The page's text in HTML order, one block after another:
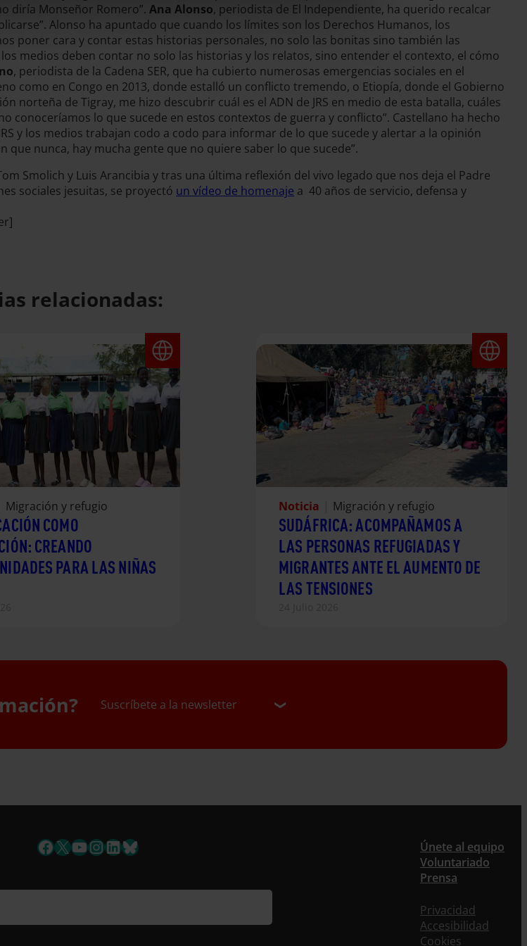
diría Monseñor Romero”. Ana Alonso, periodista de El Independiente, ha querido recalcar
Alonso ha apuntado que cuando los límites son los Derechos Humanos, los
poner cara y contar estas historias personales, no solo las bonitas sino también las
medios deben contar no solo las historias y los relatos, sino entender el contexto, el cómo
, periodista de la Cadena SER, que ha cubierto numerosas emergencias sociales en el
como en Congo en 2013, donde estalló un conflicto tremendo, o Etiopía, donde el Gobierno
norteña de Tigray, me hizo descubrir cuál es el ADN de JRS en medio de esta batalla, cuáles
conoceríamos lo que sucede en estos contextos de guerra y conflicto”. Castellano ha hecho
y los medios trabajan codo a codo para informar de lo que sucede y alertar a la opinión
nunca, hay mucha gente que no quiere saber lo que sucede”.
Smolich y Luis Arancibia y tras una última reflexión del vivo legado que nos deja el Padre
sociales jesuitas, se proyectó un vídeo de homenaje a 40 años de servicio, defensa y
relacionadas:
Migración y refugio
COMO
CREANDO
PARA LAS NIÑAS
Noticia Migración y refugio
SUDÁFRICA: ACOMPAÑAMOS A
LAS PERSONAS REFUGIADAS Y
MIGRANTES ANTE EL AUMENTO DE
LAS TENSIONES
Suscríbete a la newsletter
Si quieres recibir nuestra newsletter mensual y los
información, no dejes de completar este formulario.
Al instante, te daremos de alta en nuestra base de
datos y podrás estar al tanto de todas las novedades.
Facebook
X YouTube
Instagram
LinkedIn
Bluesky
Únete al equipo
Voluntariado
Prensa
Privacidad
Accesibilidad
Cookies